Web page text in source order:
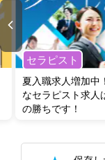
セラピスト
夏入職求人増加中
なセラピスト求人
の勝ちです！